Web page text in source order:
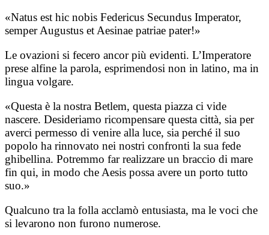
«Natus est hic nobis Federicus Secundus Imperator,
semper Augustus et Aesinae patriae pater!»
Le ovazioni si fecero ancor più evidenti. L’Imperatore
prese alfine la parola, esprimendosi non in latino, ma in
lingua volgare.
«Questa è la nostra Betlem, questa piazza ci vide
nascere. Desideriamo ricompensare questa città, sia per
averci permesso di venire alla luce, sia perché il suo
popolo ha rinnovato nei nostri confronti la sua fede
ghibellina. Potremmo far realizzare un braccio di mare
fin qui, in modo che Aesis possa avere un porto tutto
suo.»
Qualcuno tra la folla acclamò entusiasta, ma le voci che
si levarono non furono numerose.